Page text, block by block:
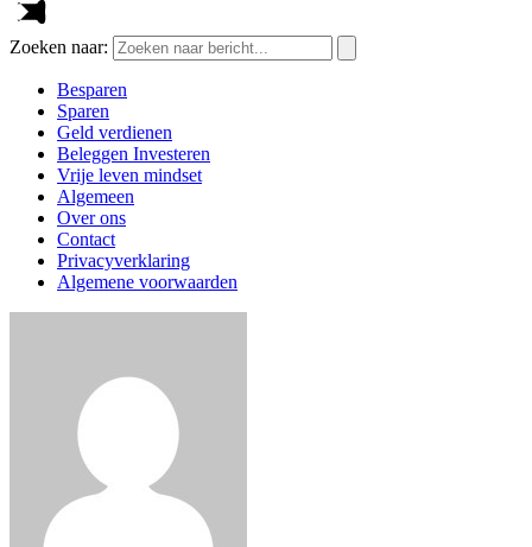
Zoeken naar:
Besparen
Sparen
Geld verdienen
Beleggen Investeren
Vrije leven mindset
Algemeen
Over ons
Contact
Privacyverklaring
Algemene voorwaarden